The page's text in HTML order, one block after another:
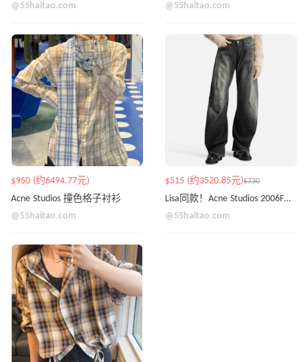
@55haitao.com
@55haitao.com
$950 (约6494.77元)
Acne Studios 撞色格子衬衫
@55haitao.com
$515 (约3520.85元)$730
Lisa同款！Acne Studios 2006F宽松牛仔裤
@55haitao.com